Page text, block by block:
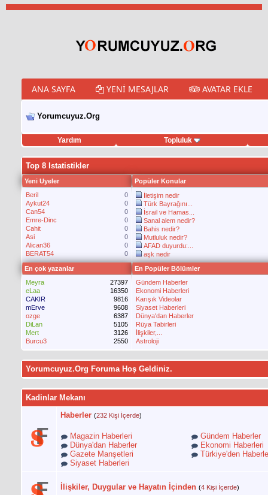
ANA SAYFA YENI MESAJLAR AVATAR EKLE
Yorumcuyuz.Org
Yardım Topluluk
porno izle twitter retweet hilesi
Top 8 Istatistikler
Yeni Uyeler
Popüler Konular
Beril
0
Aykut24
0
Can54
0
Emre-Dinc
0
Cahit
0
Asi
0
Alican36
0
BERAT54
0
İletişim nedir
Türk Bayrağını...
İsrail ve Hamas...
Sanal alem nedir?
Bahis nedir?
Mutluluk nedir?
AFAD duyurdu:...
aşk nedir
En çok yazanlar
En Popüler Bölümler
Meyra
27397
eLaa
16350
CAKIR
9816
mErve
9608
ozge
6387
DiLan
5105
Mert
3126
Burcu3
2550
Gündem Haberler
Ekonomi Haberleri
Karışık Videolar
Siyaset Haberleri
Dünya'dan Haberler
Rüya Tabirleri
İlişkiler,...
Astroloji
Yorumcuyuz.Org Foruma Hoş Geldiniz.
Kadinlar Mekanı
Haberler (232 Kişi İçerde)
Magazin Haberleri
Gündem Haberler
Dünya'dan Haberler
Ekonomi Haberleri
Gazete Manşetleri
Türkiye'den
Siyaset Haberleri
İlişkiler, Duygular ve Hayatın İçinden (4 Kişi İçerde)